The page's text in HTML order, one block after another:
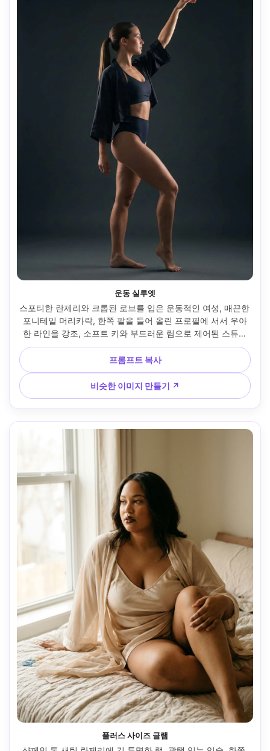
운동 실루엣
스포티한 란제리와 크롭된 로브를 입은 운동적인 여성, 매끈한
포니테일 머리카락, 한쪽 팔을 들어 올린 프로필에 서서 우아
한 라인을 강조, 소프트 키와 부드러운 림으로 제어된 스튜디
오 조명, 소니 A1, 135mm f/2.8에서 70-200mm, 네거티브 공
간이 있는 전신 4:5, 자신감 넘치는 분위기, 현실적인 하이라이
트와 섀도우, 선명한 초점 --ar 4:5
프롬프트 복사
비슷한 이미지 만들기 ↗
플러스 사이즈 글램